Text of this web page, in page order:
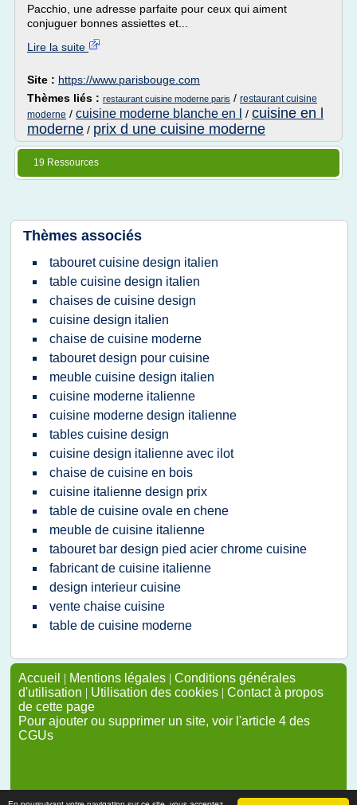
Pacchio, une adresse parfaite pour ceux qui aiment
conjuguer bonnes assiettes et...
Lire la suite
Site : https://www.parisbouge.com
Thèmes liés : restaurant cuisine moderne paris / restaurant cuisine
moderne / cuisine moderne blanche en l / cuisine en l
moderne / prix d une cuisine moderne
19 Ressources
Thèmes associés
tabouret cuisine design italien
table cuisine design italien
chaises de cuisine design
cuisine design italien
chaise de cuisine moderne
tabouret design pour cuisine
meuble cuisine design italien
cuisine moderne italienne
cuisine moderne design italienne
tables cuisine design
cuisine design italienne avec ilot
chaise de cuisine en bois
cuisine italienne design prix
table de cuisine ovale en chene
meuble de cuisine italienne
tabouret bar design pied acier chrome cuisine
fabricant de cuisine italienne
design interieur cuisine
vente chaise cuisine
table de cuisine moderne
Accueil | Mentions légales | Conditions générales
d'utilisation | Utilisation des cookies | Contact à propos
de cette page
Pour ajouter ou supprimer un site, voir l'article 4 des
CGUs